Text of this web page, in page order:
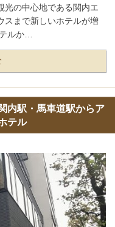
光の中心地である関内エ
スまで新しいホテルが増
ルか…
内駅・馬車道駅からア
テル